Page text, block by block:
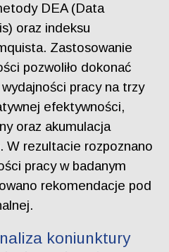
DEA (Data
oraz indeksu
Zastosowanie
pozwoliło dokonać
pracy na trzy
efektywności,
oraz akumulacja
W rezultacie rozpoznano
pracy w badanym
rekomendacje pod
koniunktury